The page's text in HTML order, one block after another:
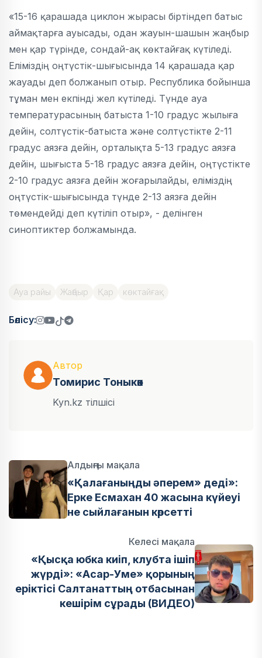
«15-16 қарашада циклон жырасы біртіндеп батыс
аймақтарға ауысады, одан жауын-шашын жаңбыр
мен қар түрінде, сондай-ақ көктайғақ күтіледі.
Еліміздің оңтүстік-шығысында 14 қарашада қар
жауады деп болжанып отыр. Республика бойынша
тұман мен екпінді жел күтіледі. Түнде ауа
температурасының батыста 1-10 градус жылыға
дейін, солтүстік-батыста және солтүстікте 2-11
градус аязға дейін, орталықта 5-13 градус аязға
дейін, шығыста 5-18 градус аязға дейін, оңтүстікте
2-10 градус аязға дейін жоғарылайды, еліміздің
оңтүстік-шығысында түнде 2-13 аязға дейін
төмендейді деп күтіліп отыр», - делінген
синоптиктер болжамында.
Ауа райы Жаңбыр Қар көктайғақ
Бөлісу:
Автор
Томирис Тоныкөк
Kyn.kz тілшісі
Алдыңғы мақала
«Қалағаныңды әперем» деді»:
Ерке Есмахан 40 жасына күйеуі
не сыйлағанын көрсетті
Келесі мақала
«Қысқа юбка киіп, клубта ішіп
жүрді»: «Асар-Уме» қорының
еріктісі Салтанаттың отбасынан
кешірім сұрады (ВИДЕО)